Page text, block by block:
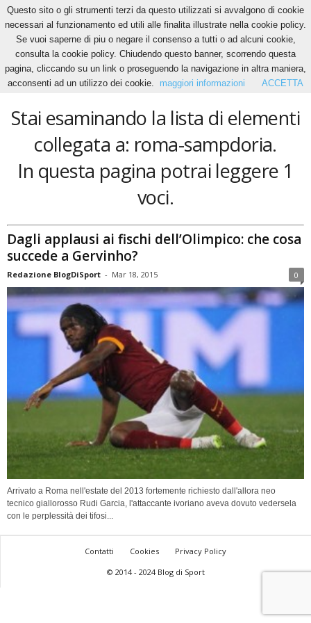
Home Tags Roma-sampdoria
roma-sampdoria
Stai esaminando la lista di elementi
collegata a: roma-sampdoria.
In questa pagina potrai leggere 1
voci.
Dagli applausi ai fischi dell’Olimpico: che cosa
succede a Gervinho?
Redazione BlogDiSport - Mar 18, 2015 0
Arrivato a Roma nell'estate del 2013 fortemente richiesto dall'allora neo
tecnico giallorosso Rudi Garcia, l'attaccante ivoriano aveva dovuto vedersela
con le perplessità dei tifosi...
Contatti Cookies
Privacy Policy
© 2014 - 2024 Blog di Sport
Questo sito o gli strumenti terzi da questo utilizzati si avvalgono di cookie
necessari al funzionamento ed utili alle finalita illustrate nella cookie policy.
Se vuoi saperne di piu o negare il consenso a tutti o ad alcuni cookie,
consulta la cookie policy. Chiudendo questo banner, scorrendo questa
pagina, cliccando su un link o proseguendo la navigazione in altra maniera,
acconsenti ad un utilizzo dei cookie.
maggiori informazioni ACCETTA